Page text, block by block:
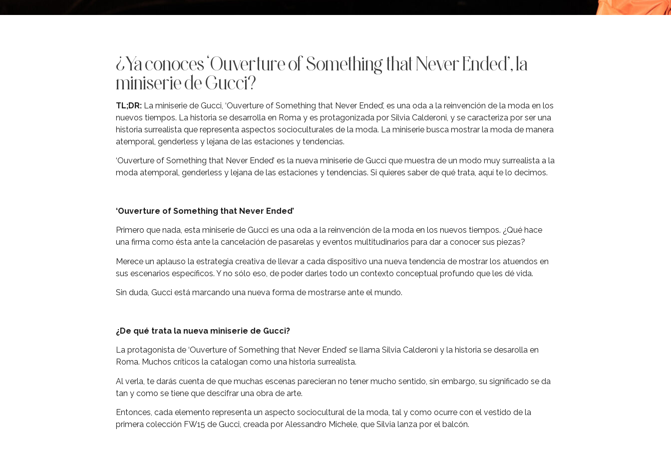
¿Ya conoces ‘Ouverture of Something that Never Ended’, la
miniserie de Gucci?
TL;DR: La miniserie de Gucci, ‘Ouverture of Something that Never Ended’, es una oda a la reinvención de la moda en los
nuevos tiempos. La historia se desarrolla en Roma y es protagonizada por Silvia Calderoni, y se caracteriza por ser una
historia surrealista que representa aspectos socioculturales de la moda. La miniserie busca mostrar la moda de manera
atemporal, genderless y lejana de las estaciones y tendencias.
‘Ouverture of Something that Never Ended’ es la nueva miniserie de Gucci que muestra de un modo muy surrealista a la
moda atemporal, genderless y lejana de las estaciones y tendencias. Si quieres saber de qué trata, aquí te lo decimos.
‘Ouverture of Something that Never Ended’
Primero que nada, esta miniserie de Gucci es una oda a la reinvención de la moda en los nuevos tiempos. ¿Qué hace
una firma como ésta ante la cancelación de pasarelas y eventos multitudinarios para dar a conocer sus piezas?
Merece un aplauso la estrategia creativa de llevar a cada dispositivo una nueva tendencia de mostrar los atuendos en
sus escenarios específicos. Y no sólo eso, de poder darles todo un contexto conceptual profundo que les dé vida.
Sin duda, Gucci está marcando una nueva forma de mostrarse ante el mundo.
¿De qué trata la nueva miniserie de Gucci?
La protagonista de ‘Ouverture of Something that Never Ended’ se llama Silvia Calderoni y la historia se desarolla en
Roma. Muchos críticos la catalogan como una historia surrealista.
Al verla, te darás cuenta de que muchas escenas parecieran no tener mucho sentido, sin embargo, su significado se da
tan y como se tiene que descifrar una obra de arte.
Entonces, cada elemento representa un aspecto sociocultural de la moda, tal y como ocurre con el vestido de la
primera colección FW15 de Gucci, creada por Alessandro Michele, que Silvia lanza por el balcón.